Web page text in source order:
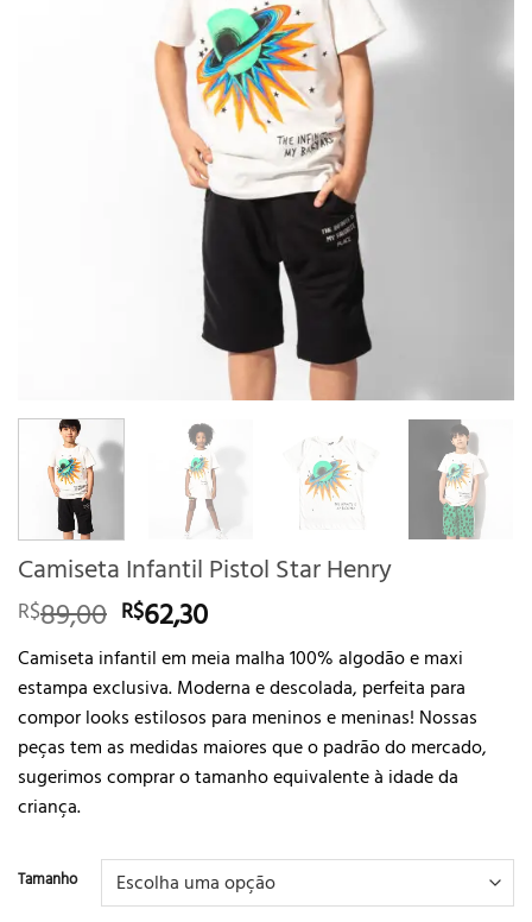
Camiseta Infantil Pistol Star Henry
R$89,00 O
preço
original
era:
R$89,00.
R$62,30O
preço
atual
é:
R$62,30.
Camiseta infantil em meia malha 100% algodão e maxi
estampa exclusiva. Moderna e descolada, perfeita para
compor looks estilosos para meninos e meninas! Nossas
peças tem as medidas maiores que o padrão do mercado,
sugerimos comprar o tamanho equivalente à idade da
criança.
Tamanho